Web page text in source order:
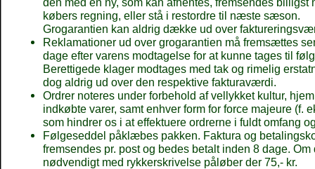
købers regning, eller stå i restordre til næste sæson.
Grogarantien kan aldrig dække ud over
Reklamationer ud over grogarantien må fremsættes
dage efter varens modtagelse for at kunne tages til
Berettigede klager modtages med tak og rimelig
dog aldrig ud over den respektive fakturaværdi.
Ordrer noteres under forbehold af vellykket kultur,
indkøbte varer, samt enhver form for force majeure (f.
som hindrer os i at effektuere ordrerne i fuldt omfang
Følgeseddel påklæbes pakken. Faktura og
fremsendes pr. post og bedes betalt inden 8 dage. Om
nødvendigt med rykkerskrivelse påløber der 75,- kr.